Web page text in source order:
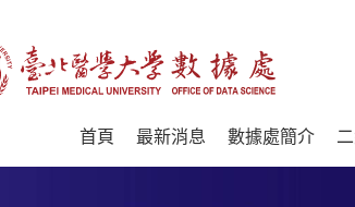
首頁 最新消息 數據處簡介